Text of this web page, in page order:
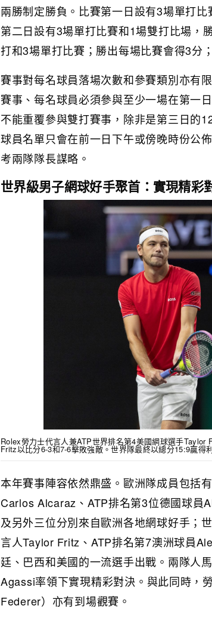
兩勝制定勝負。比賽第一日設有3場單打
第二日設有3場單打比賽和1場雙打比場，
打和3場單打比賽；勝出每場比賽會得3分
賽事對每名球員落場次數和參賽類別亦有
賽事、每名球員必須參與至少一場在第一
不能重覆參與雙打賽事，除非是第三日的
球員名單只會在前一日下午或傍晚時份公
考兩隊隊長謀略。
世界級男子網球好手聚首：實現精彩
Rolex勞力士代言人兼ATP世界排名第4美國網球選手
Fritz以比分6-3和7-6擊敗強敵。世界隊最終以總分15:9贏
本年賽事陣容依然鼎盛。歐洲隊成員包括
Carlos Alcaraz、ATP排名第3位德國球
及另外三位分別來自歐洲各地網球好手；
言人Taylor Fritz、ATP排名第7澳洲球員
廷、巴西和美國的一流選手出戰。兩隊人
Agassi率領下實現精彩對決。與此同時，
Federer）亦有到場觀賽。